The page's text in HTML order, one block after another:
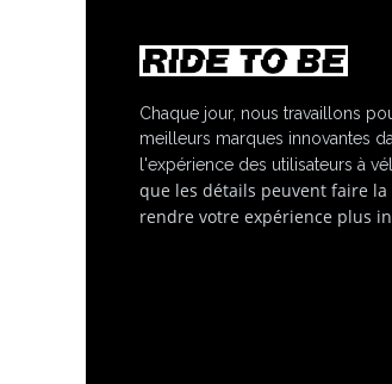
Chaque jour, nous travaillons
meilleurs marques innovantes
l'expérience des utilisateurs à
que les détails peuvent faire
rendre votre expérience plus